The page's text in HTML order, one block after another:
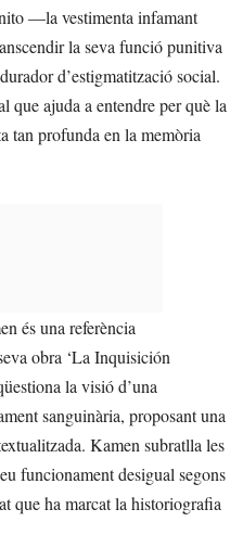
—la vestimenta infamant
la seva funció punitiva
d’estigmatització social.
que ajuda a entendre per què la
tan profunda en la memòria
és una referència
obra ‘La Inquisición
la visió d’una
sanguinària, proposant una
Kamen subratlla les
funcionament desigual segons
que ha marcat la historiografia